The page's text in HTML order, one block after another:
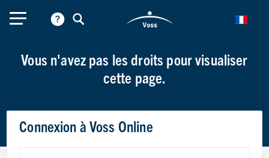
Vous n'avez pas les droits pour visualiser
cette page.
Connexion à Voss Online